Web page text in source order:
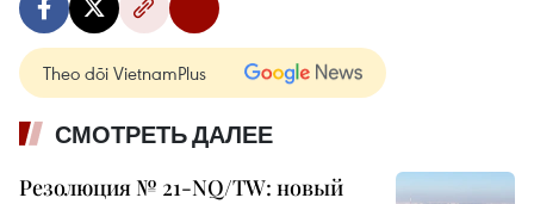
Theo dõi VietnamPlus
СМОТРЕТЬ ДАЛЕЕ
Резолюция № 21-NQ/TW: новый